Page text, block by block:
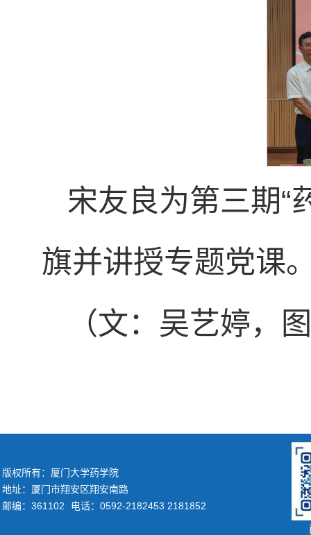
宋友良为第三期“
旗并讲授专题党课
（文：吴艺婷，
版权所有：厦门大学药学院
地址：厦门市翔安区翔安南路
邮编：361102
电话：0592-2182453 2181852